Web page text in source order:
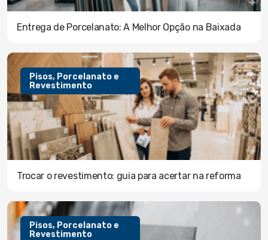
Entrega de Porcelanato: A Melhor Opção na Baixada
Pisos, Porcelanato e
Revestimento
Trocar o revestimento: guia para acertar na reforma
Pisos, Porcelanato e
Revestimento